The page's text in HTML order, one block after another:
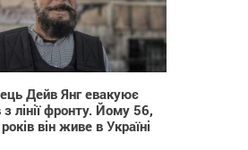
Дейв Янг евакуює
з лінії фронту. Йому 56,
він живе в Україні